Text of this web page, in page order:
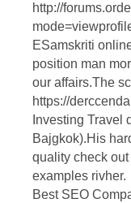
http://
ESamskriti
position man
our affairs.The
https://
Investing Travel
Bajgkok).His
quality check
examples rivher.
Best SEO